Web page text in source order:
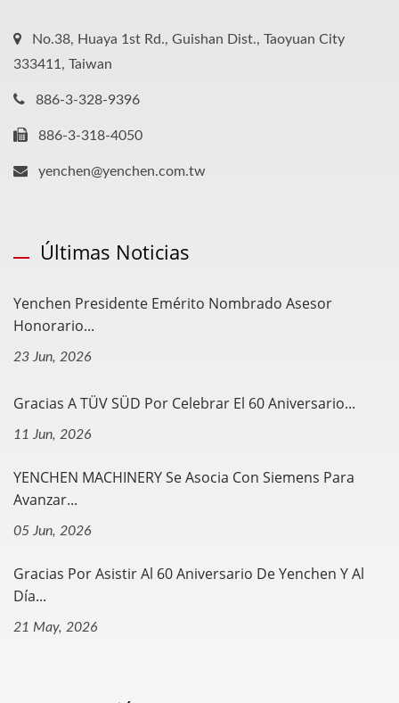
No.38, Huaya 1st Rd., Guishan Dist., Taoyuan City
333411, Taiwan
886-3-328-9396
886-3-318-4050
yenchen@yenchen.com.tw
Últimas Noticias
Yenchen Presidente Emérito Nombrado Asesor
Honorario...
23 Jun, 2026
Gracias A TÜV SÜD Por Celebrar El 60 Aniversario...
11 Jun, 2026
YENCHEN MACHINERY Se Asocia Con Siemens Para
Avanzar...
05 Jun, 2026
Gracias Por Asistir Al 60 Aniversario De Yenchen Y Al
Día...
21 May, 2026